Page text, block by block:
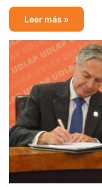
Leer más »